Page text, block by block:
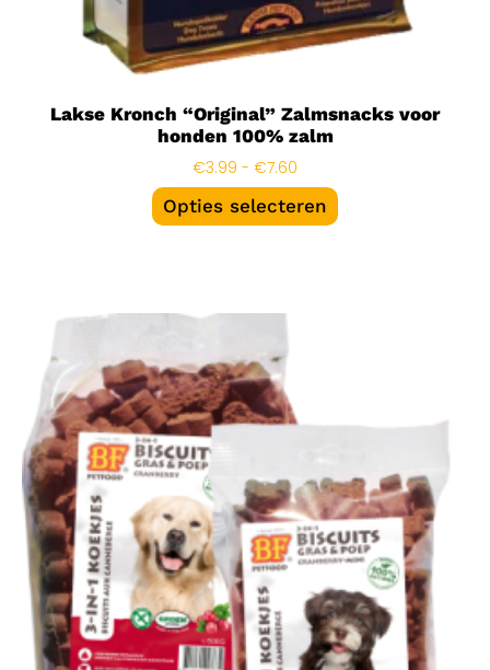
Lakse Kronch “Original” Zalmsnacks voor
honden 100% zalm
€3.99 - €7.60
Opties selecteren